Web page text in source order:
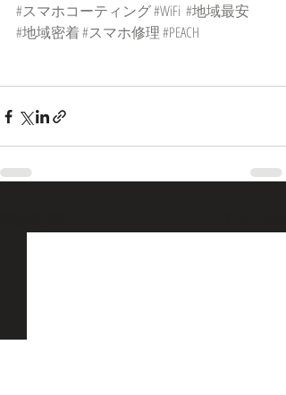
#スマホコーティング#WiFi #地域最安
#地域密着#スマホ修理#PEACH